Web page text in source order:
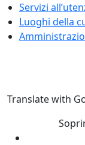
Servizi
Luoghi della
SkipTranslate with